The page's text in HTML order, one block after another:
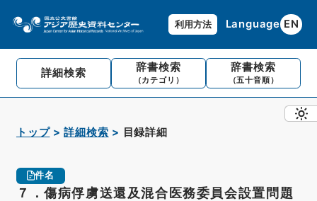
利用方法 Language EN
詳細検索 辞書検索
（カテゴリ）
辞書検索
（五十音順）
トップ 詳細検索 目録詳細
件名
７．傷病俘虜送還及混合医務委員会設置問題